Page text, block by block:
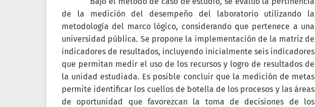
de la medición del desempeño del laboratorio utilizando la
metodología del marco lógico, considerando que pertenece a una
universidad pública. Se propone la implementación de la matriz de
indicadores de resultados, incluyendo inicialmente seis indicadores
que permitan medir el uso de los recursos y logro de resultados de
la unidad estudiada. Es posible concluir que la medición de metas
permite identificar los cuellos de botella de los procesos y las áreas
de oportunidad que favorezcan la toma de decisiones de los